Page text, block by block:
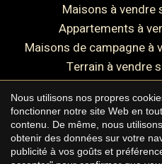
Maisons à
Appartements à
Maisons de campagne
Terrain à vendre
Copyright © 2026
Avis
Nous utilisons nos propres
fonctionner notre site Web en
contenu. De même, nous
obtenir des données sur votre
publicité à vos goûts et